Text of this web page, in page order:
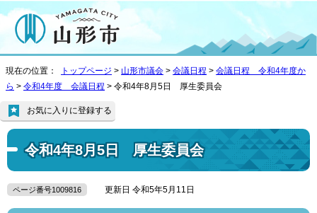
現在の位置： トップページ > 山形市議会 > 会議日程 > 会議日程 令和4年度か
ら > 令和4年度 会議日程 > 令和4年8月5日 厚生委員会
令和4年8月5日 厚生委員会
お気に入りに登録する
ページ番号1009816 更新日 令和5年5月11日